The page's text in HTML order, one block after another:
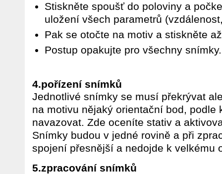
Stiskněte spoušť do poloviny a
uložení všech parametrů
Pak se otočte na motiv a stiskněte
Postup opakujte pro všechny snímky.
4.pořízení snímků
Jednotlivé snímky se musí překrývat
na motivu nějaký orientační bod, podle
navazovat. Zde oceníte stativ a
Snímky budou v jedné rovině a při
spojení přesnější a nedojde k velkému
5.zpracování snímků